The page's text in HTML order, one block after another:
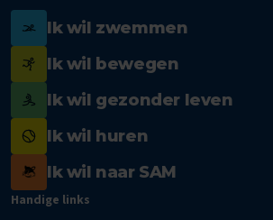
Ik wil zwemmen
Ik wil bewegen
Ik wil gezonder leven
Ik wil huren
Ik wil naar SAM
Handige links